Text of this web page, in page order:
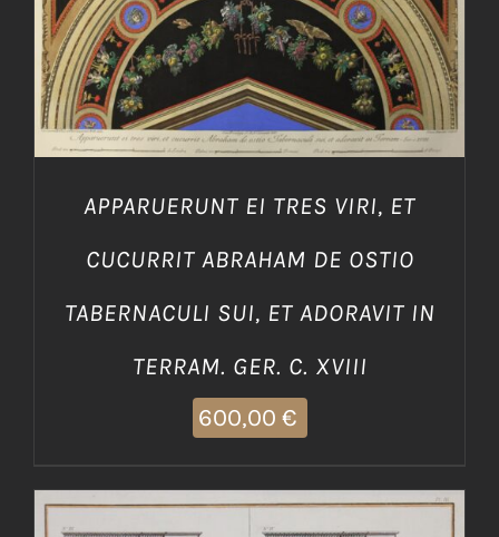
AGGIUNGI AL CARRELLO / DETTAGLI
APPARUERUNT EI TRES VIRI, ET
CUCURRIT ABRAHAM DE OSTIO
TABERNACULI SUI, ET ADORAVIT IN
TERRAM. GER. C. XVIII
600,00 €